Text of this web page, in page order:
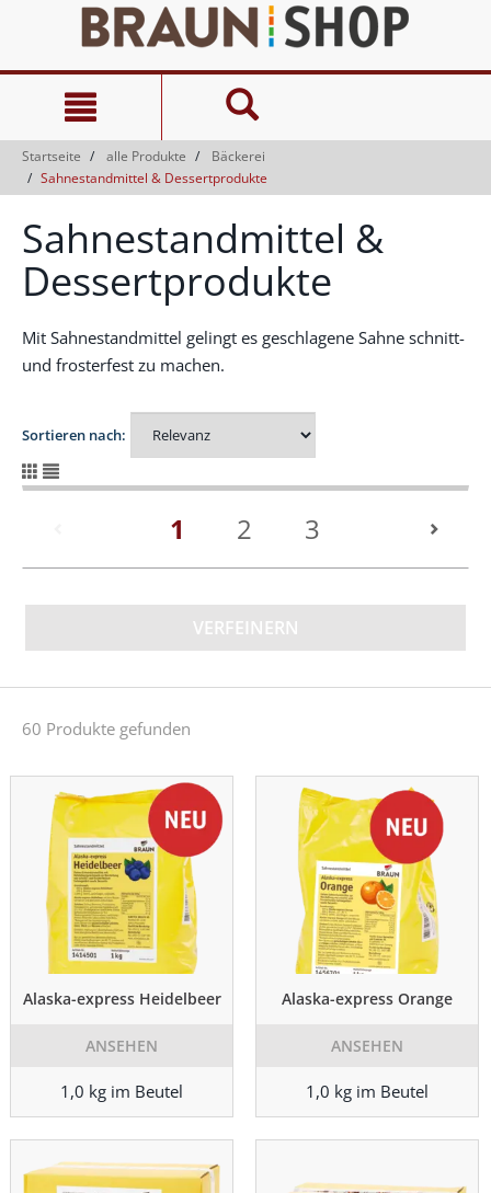
springen
Navigationsmenü
springen
Startseite alle Produkte
Bäckerei
Sahnestandmittel & Dessertprodukte
Sahnestandmittel &
Dessertprodukte
Mit Sahnestandmittel gelingt es geschlagene Sahne schnitt-
und frosterfest zu machen.
Sortieren nach:
1 (current)
2 3
VERFEINERN
60 Produkte gefunden
Alaska-express Heidelbeer
ANSEHEN
1,0 kg im Beutel
Alaska-express Orange
ANSEHEN
1,0 kg im Beutel